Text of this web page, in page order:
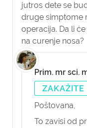
jutros dete se
druge simptome
operacija. Da li
na curenje nosa?
Prim. mr sci.
ZAKAŽITE
Poštovana,
To zavisi od